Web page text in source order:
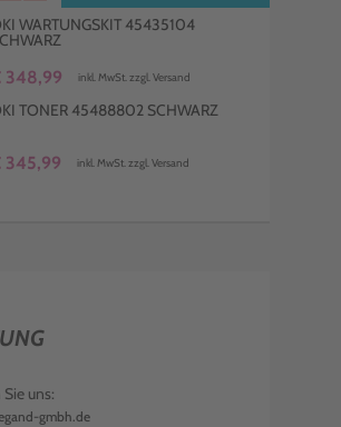
WARTUNGSKIT 45435104
348,99 inkl. MwSt. zzgl. Versand
TONER 45488802 SCHWARZ
345,99 inkl. MwSt. zzgl. Versand
uns:
gmbh.de